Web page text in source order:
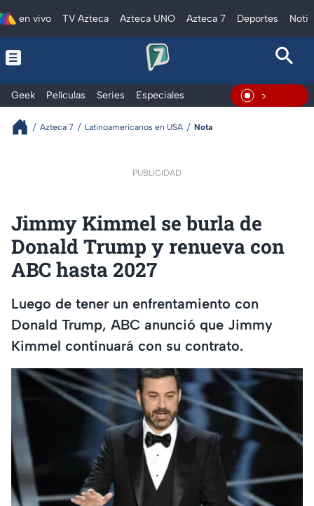
en vivo TV Azteca Azteca UNO Azteca 7 Deportes
Geek Películas Series Especiales En Vivo
Azteca 7 Latinoamericanos en USA Nota
PUBLICIDAD
Jimmy Kimmel se burla de
Donald Trump y renueva con
ABC hasta 2027
Luego de tener un enfrentamiento con
Donald Trump, ABC anunció que Jimmy
Kimmel continuará con su contrato.